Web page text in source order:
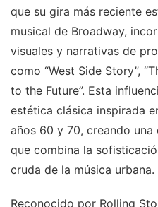
que su gira más reciente
musical de Broadway,
visuales y narrativas de
como “West Side Story”,
to the Future”. Esta
estética clásica inspirada
años 60 y 70, creando una
que combina la
cruda de la música urbana.
Reconocido por Rolling